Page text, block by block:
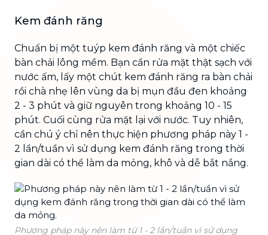
Kem đánh răng
Chuẩn bị một tuýp kem đánh răng và một chiếc
bàn chải lông mềm. Bạn cần rửa mặt thật sạch với
nước ấm, lấy một chút kem đánh răng ra bàn chải
rồi chà nhẹ lên vùng da bị mụn đầu đen khoảng
2 - 3 phút và giữ nguyên trong khoảng 10 - 15
phút. Cuối cùng rửa mặt lại với nước. Tuy nhiên,
cần chú ý chỉ nên thực hiện phương pháp này 1 -
2 lần/tuần vì sử dụng kem đánh răng trong thời
gian dài có thể làm da mỏng, khô và dễ bắt nắng.
Phương pháp này nên làm từ 1 - 2 lần/tuần vì sử dụng